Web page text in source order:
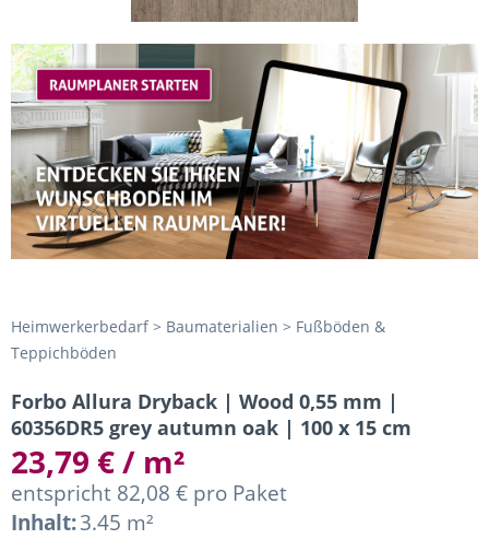
Heimwerkerbedarf > Baumaterialien > Fußböden &
Teppichböden
Forbo Allura Dryback | Wood 0,55 mm |
60356DR5 grey autumn oak | 100 x 15 cm
23,79 € / m²
entspricht 82,08 € pro Paket
Inhalt:3.45 m²